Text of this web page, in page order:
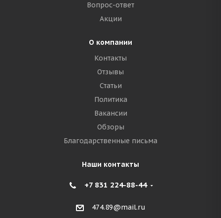
Вопрос-ответ
Акции
О компании
Контакты
Отзывы
Статьи
Политика
Вакансии
Обзоры
Благодарственные письма
Наши контакты
+7 831 224-88-44
474.89@mail.ru